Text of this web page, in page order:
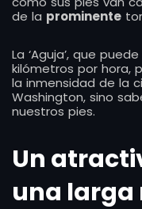
de la prominente
La ‘Aguja’, que
kilómetros por hora,
la inmensidad de la
Washington, sino
nuestros pies.
Un
una larga